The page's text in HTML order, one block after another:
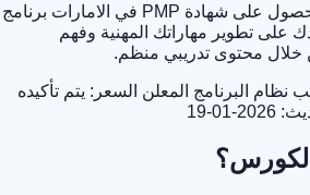
إدارة المشاريع المؤهلة للحصول على شهادة PMP في الامارات برنامج
على تطوير مهاراتك المهنية وفهم
محتوى تدريبي منظم.
نظام البرنامج المعلن السعر: يتم تأكيده
01-19